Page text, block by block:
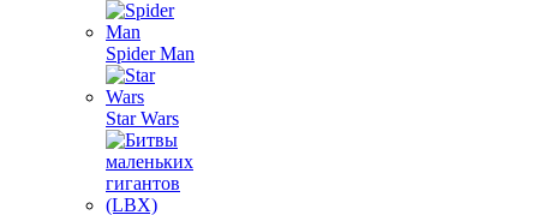
Spider Man
Star Wars